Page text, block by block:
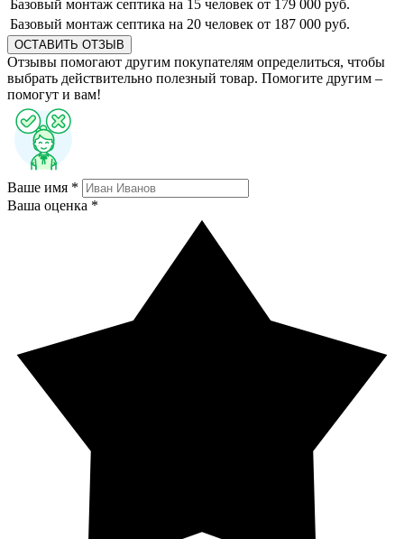
Базовый монтаж септика на 15 человек от 179 000 руб.
Базовый монтаж септика на 20 человек от 187 000 руб.
ОСТАВИТЬ ОТЗЫВ
Отзывы помогают другим покупателям определиться, чтобы
выбрать действительно полезный товар. Помогите другим –
помогут и вам!
Ваше имя *
Ваша оценка *